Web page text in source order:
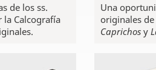
de los ss.
la Calcografía
Una
originales
Caprichosy